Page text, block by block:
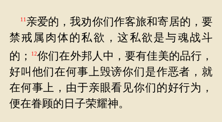
11 亲爱的，我劝你们作客旅和寄居的，要
禁戒属肉体的私欲，这私欲是与魂战斗
的；
12你们在外邦人中，要有佳美的品行，
好叫他们在何事上毁谤你们是作恶者，就
在何事上，由于亲眼看见你们的好行为，
便在眷顾的日子荣耀神。